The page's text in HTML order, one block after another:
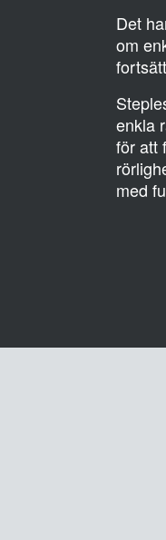
Det
om
enkla
för att
med